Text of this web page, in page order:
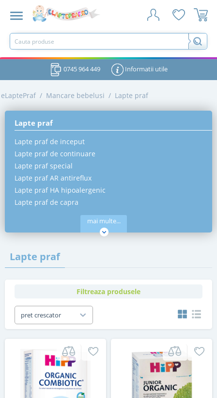
0745 964 449 Informatii utile
eLaptePraf / Mancare bebelusi / Lapte praf
Lapte praf
Lapte praf de inceput
Lapte praf de continuare
Lapte praf special
Lapte praf AR antireflux
Lapte praf HA hipoalergenic
Lapte praf de capra
mai multe...
Lapte praf
Filtreaza produsele
pret crescator